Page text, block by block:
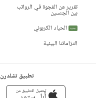
تقرير عن الفجوة في الرواتب
بين الجنسين
جديد
الحياد الكربوني
التزاماتنا البيئية
تطبيق
تحميل التطبيق من